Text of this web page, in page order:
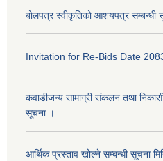
बोलपत्र स्वीकृतिको आशयपत्र
Invitation for Re-Bids Date
कवाडीजन्य सामाग्री संकलन तथा
सूचना ।
आर्थिक प्रस्ताव खोल्ने सम्बन्धी सूचना